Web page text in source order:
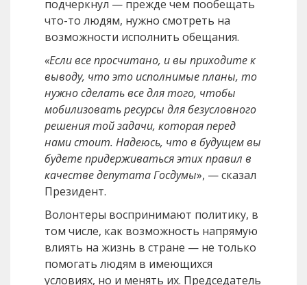
подчеркнул — прежде чем пообещать
что-то людям, нужно смотреть на
возможности исполнить обещания.
«Если все просчитано, и вы приходите к
выводу, что это исполнимые планы, то
нужно сделать все для того, чтобы
мобилизовать ресурсы для безусловного
решения той задачи, которая перед
нами стоит. Надеюсь, что в будущем вы
будете придерживаться этих правил в
качестве депутата Госдумы», — сказал
Президент.
Волонтеры воспринимают политику, в
том числе, как возможность напрямую
влиять на жизнь в стране — не только
помогать людям в имеющихся
условиях, но и менять их. Председатель